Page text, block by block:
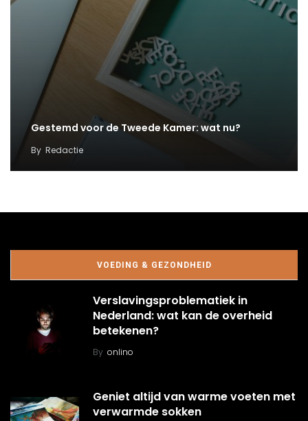
Gestemd voor de Tweede Kamer: wat nu?
By Redactie
VOEDING & GEZONDHEID
Verslavingsproblematiek in
Nederland: wat kan de overheid
betekenen?
By onlino
Geniet altijd van warme voeten met
verwarmde sokken